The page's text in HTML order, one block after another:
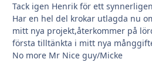
Tack igen Henrik för ett
Har en hel del krokar utlagda nu
mitt nya projekt,återkommer på
första tilltänkta i mitt nya
No more Mr Nice guy/Micke